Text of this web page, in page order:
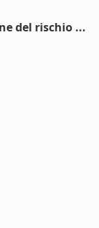
del rischio ...